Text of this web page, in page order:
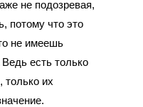
не подозревая,
потому что это
не имеешь
есть только
только их